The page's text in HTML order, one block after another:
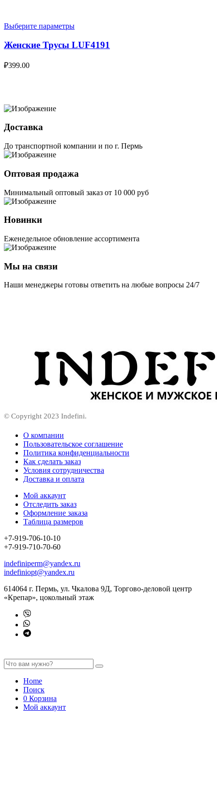
Выберите параметры
Женские Трусы LUF4191
₽399.00
Доставка
До транспортной компании и по г. Пермь
Оптовая продажа
Минимальный оптовый заказ от 10 000 руб
Новинки
Еженедельное обновление ассортимента
Мы на связи
Наши менеджеры готовы ответить на любые вопросы 24/7
© Copyright 2023 Indefini.
О компании
Пользовательское соглашение
Политика конфиденциальности
Как сделать заказ
Условия сотрудничества
Доставка и оплата
Мой аккаунт
Отследить заказ
Оформление заказа
Таблица размеров
+7-919-706-10-10
+7-919-710-70-60
indefiniperm@yandex.ru
indefiniopt@yandex.ru
614064 г. Пермь, ул. Чкалова 9Д, Торгово-деловой центр
«Крепар», цокольный этаж
Home
Поиск
0 Корзина
Мой аккаунт